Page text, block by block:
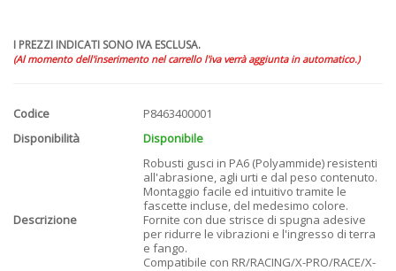
I PREZZI INDICATI SONO IVA ESCLUSA.
(Al momento dell'inserimento nel carrello l'iva verrà aggiunta in automatico.)
Codice
P8463400001
Disponibilità
Disponibile
Descrizione
Robusti gusci in PA6 (Polyammide) resistenti
all'abrasione, agli urti e dal peso contenuto.
Montaggio facile ed intuitivo tramite le
fascette incluse, del medesimo colore.
Fornite con due strisce di spugna adesive
per ridurre le vibrazioni e l'ingresso di terra
e fango.
Compatibile con RR/RACING/X-PRO/RACE/X-